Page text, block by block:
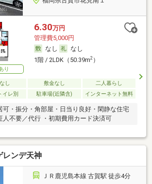
り
6.30万円
管理費5,000円
なし
なし
1階 / 2LDK（50.39m2）
し 敷金なし
二人暮らし
イレ別
駐車場(近隣含) インターネット無料
可・振分・角部屋・日当り良好・閑静な住宅
人不要／代行 ・初期費用カード決済可
レンデ天神
ＪＲ鹿児島本線 古賀駅 徒歩4分